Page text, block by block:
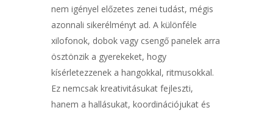
nem igényel előzetes zenei tudást, mégis
azonnali sikerélményt ad. A különféle
xilofonok, dobok vagy csengő panelek arra
ösztönzik a gyerekeket, hogy
kísérletezzenek a hangokkal, ritmusokkal.
Ez nemcsak kreativitásukat fejleszti,
hanem a hallásukat, koordinációjukat és